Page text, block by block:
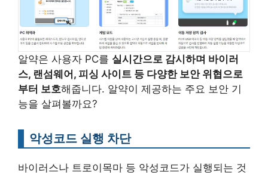
알약은 사용자 PC를 실시간으로 감시하며 바이러
스, 랜섬웨어, 피싱 사이트 등 다양한 보안 위협으로
부터 보호해줍니다. 알약이 제공하는 주요 보안 기
능을 살펴볼까요?
악성코드 실행 차단
바이러스나 트로이목마 등 악성코드가 실행되는 것